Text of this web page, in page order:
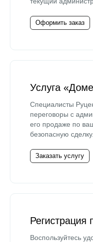
Оформить заказ
Услуга
Специалисты
переговоры с
его продаже по
безопасную сделку.
Заказать услугу
Регистрация
Воспользуйтесь